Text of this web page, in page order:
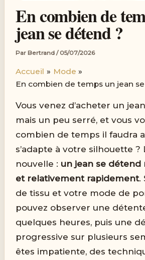
En combien de
jean se détend ?
Par Bertrand/ 05/07/2026
Accueil
Mode
En combien de temps un jean
Vous venez d’acheter un
mais un peu serré, et vous
combien de temps il faudra
s’adapte à votre silhouette ?
nouvelle : un jean se
et relativement rapidement.
de tissu et votre mode de
pouvez observer une
quelques heures, puis une
progressive sur plusieurs
êtes impatiente, des